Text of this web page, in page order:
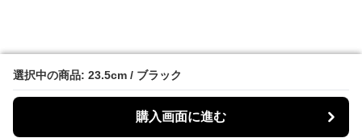
選択中の商品: 23.5cm / ブラック
購入画面に進む
選択中の商品: 23.5cm / ブラック
購入画面に進む